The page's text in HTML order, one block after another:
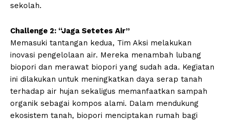
sekolah.
Challenge 2: “Jaga Setetes Air”
Memasuki tantangan kedua, Tim Aksi melakukan
inovasi pengelolaan air. Mereka menambah lubang
biopori dan merawat biopori yang sudah ada. Kegiatan
ini dilakukan untuk meningkatkan daya serap tanah
terhadap air hujan sekaligus memanfaatkan sampah
organik sebagai kompos alami. Dalam mendukung
ekosistem tanah, biopori menciptakan rumah bagi